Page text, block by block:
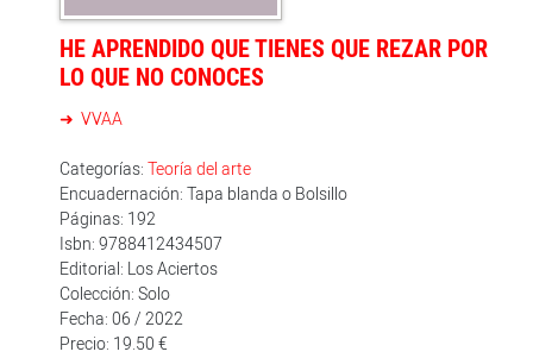
HE APRENDIDO QUE TIENES QUE REZAR POR
LO QUE NO CONOCES
VVAA
Categorías: Teoría del arte
Encuadernación: Tapa blanda o Bolsillo
Páginas: 192
Isbn: 9788412434507
Editorial: Los Aciertos
Colección: Solo
Fecha: 06 / 2022
Precio: 19.50 €